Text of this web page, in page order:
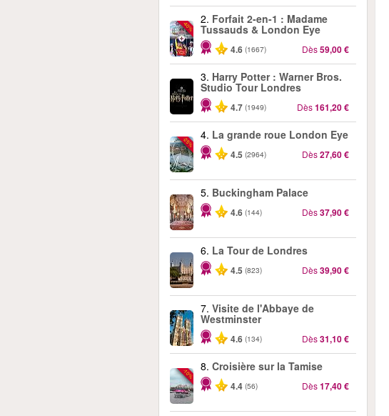
-40%
2. Forfait 2-en-1 : Madame
Tussauds & London Eye
4.6 (1667) Dès59,00 €
3. Harry Potter : Warner Bros.
Studio Tour Londres
4.7 (1949) Dès161,20 €
-25%
4. La grande roue London Eye
4.5 (2964) Dès27,60 €
5. Buckingham Palace
4.6 (144) Dès37,90 €
6. La Tour de Londres
4.5 (823) Dès39,90 €
7. Visite de l'Abbaye de
Westminster
4.6 (134) Dès31,10 €
-10%
8. Croisière sur la Tamise
4.4 (56) Dès17,40 €